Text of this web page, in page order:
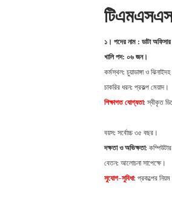
১। পদের নাম : ডাটা
খালি পদ: ০৬ জন।
কর্মস্থল: ‍চুয়াডাঙ্গা ও
চাকরির ধরন: প্রকল্প মেয়াদ।
শিক্ষাগত যোগ্যতা: স্বীকৃত
বয়স: সর্বোচ্চ ৩৫ বছর।
দক্ষতা ও অভিক্ষতা:
বেতন: আলোচনা সাপেক্ষে।
সুযোগ-সুবিধা: প্রকল্পের